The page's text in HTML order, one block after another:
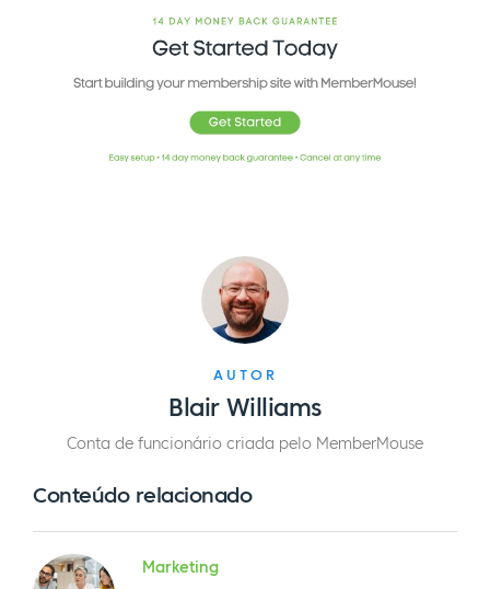
AUTOR
Blair Williams
Conta de funcionário criada pelo MemberMouse
Conteúdo relacionado
Marketing